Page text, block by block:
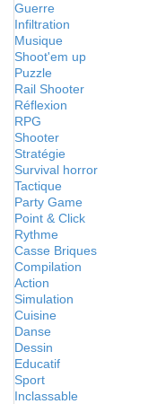
Guerre
Infiltration
Musique
Shoot'em up
Puzzle
Rail Shooter
Réflexion
RPG
Shooter
Stratégie
Survival horror
Tactique
Party Game
Point & Click
Rythme
Casse Briques
Compilation
Action
Simulation
Cuisine
Danse
Dessin
Educatif
Sport
Inclassable